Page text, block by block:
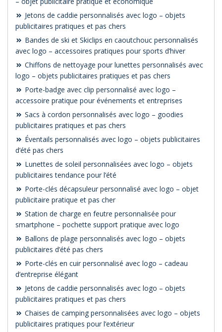
Jetons de caddie personnalisés avec logo – objets
publicitaires pratiques et pas chers
Bandes de ski et Skiclips en caoutchouc personnalisés
avec logo – accessoires pratiques pour sports d’hiver
Chiffons de nettoyage pour lunettes personnalisés avec
logo – objets publicitaires pratiques et pas chers
Porte-badge avec clip personnalisé avec logo –
accessoire pratique pour événements et entreprises
Sacs à cordon personnalisés avec logo – goodies
publicitaires pratiques et pas chers
Éventails personnalisés avec logo – objets publicitaires
d’été pas chers
Lunettes de soleil personnalisées avec logo – objets
publicitaires tendance pour l’été
Porte-clés décapsuleur personnalisé avec logo – objet
publicitaire pratique et pas cher
Station de charge en feutre personnalisée pour
smartphone – pochette support pratique avec logo
Ballons de plage personnalisés avec logo – objets
publicitaires d’été pas chers
Porte-clés en cuir personnalisé avec logo – cadeau
d’entreprise élégant
Jetons de caddie personnalisés avec logo – objets
publicitaires pratiques et pas chers
Chaises de camping personnalisées avec logo – objets
publicitaires pratiques pour l’extérieur